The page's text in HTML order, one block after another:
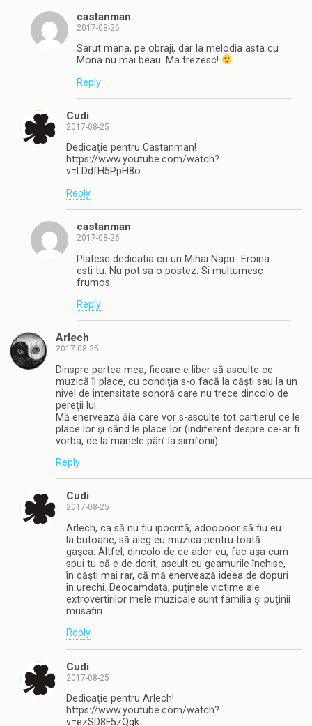
castanman
2017-08-26
Sarut mana, pe obraji, dar la melodia asta cu
Mona nu mai beau. Ma trezesc!
Reply
Cudi
2017-08-25
Dedicaţie pentru Castanman!
https://www.youtube.com/watch?
v=LDdfH5PpH8o
Reply
castanman
2017-08-26
Platesc dedicatia cu un Mihai Napu- Eroina
esti tu. Nu pot sa o postez. Si multumesc
frumos.
Reply
Arlech
2017-08-25
Dinspre partea mea, fiecare e liber să asculte ce
muzică îi place, cu condiţia s-o facă la căşti sau la un
nivel de intensitate sonoră care nu trece dincolo de
pereţii lui.
Mă enervează ăia care vor s-asculte tot cartierul ce le
place lor şi când le place lor (indiferent despre ce-ar fi
vorba, de la manele pân’ la simfonii).
Reply
Cudi
2017-08-25
Arlech, ca să nu fiu ipocrită, adooooor să fiu eu
la butoane, să aleg eu muzica pentru toată
gaşca. Altfel, dincolo de ce ador eu, fac aşa cum
spui tu că e de dorit, ascult cu geamurile închise,
în căşti mai rar, că mă enervează ideea de dopuri
în urechi. Deocamdată, puţinele victime ale
extrovertirilor mele muzicale sunt familia şi puţinii
musafiri.
Reply
Cudi
2017-08-25
Dedicaţie pentru Arlech!
https://www.youtube.com/watch?
v=ezSD8F5zQqk